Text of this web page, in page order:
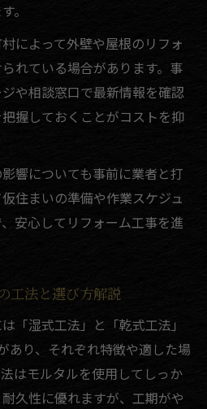
。
によって外壁や屋根のリフォ
れている場合があります。事
や相談窓口で最新情報を確認
握しておくことがコストを抑
響についても事前に業者と打
住まいの準備や作業スケジュ
安心してリフォーム工事を進
工法と選び方解説
「湿式工法」と「乾式工法」
あり、それぞれ特徴や適した場
はモルタルを使用してしっか
久性に優れますが、工期がや